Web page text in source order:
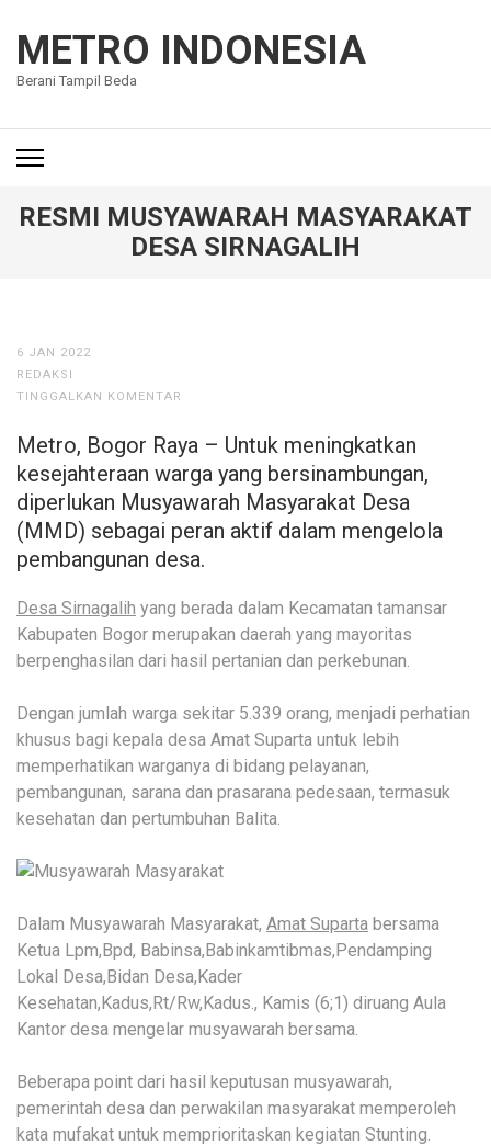
konten
(Tekan
METRO INDONESIA
Berani Tampil Beda
RESMI MUSYAWARAH MASYARAKAT
DESA SIRNAGALIH
6 JAN 2022
REDAKSI
TINGGALKAN KOMENTAR
Metro, Bogor Raya – Untuk meningkatkan
kesejahteraan warga yang bersinambungan,
diperlukan Musyawarah Masyarakat Desa
(MMD) sebagai peran aktif dalam mengelola
pembangunan desa.
Desa Sirnagalih yang berada dalam Kecamatan tamansar
Kabupaten Bogor merupakan daerah yang mayoritas
berpenghasilan dari hasil pertanian dan perkebunan.
Dengan jumlah warga sekitar 5.339 orang, menjadi perhatian
khusus bagi kepala desa Amat Suparta untuk lebih
memperhatikan warganya di bidang pelayanan,
pembangunan, sarana dan prasarana pedesaan, termasuk
kesehatan dan pertumbuhan Balita.
Dalam Musyawarah Masyarakat, Amat Suparta bersama
Ketua Lpm,Bpd, Babinsa,Babinkamtibmas,Pendamping
Lokal Desa,Bidan Desa,Kader
Kesehatan,Kadus,Rt/Rw,Kadus., Kamis (6;1) diruang Aula
Kantor desa mengelar musyawarah bersama.
Beberapa point dari hasil keputusan musyawarah,
pemerintah desa dan perwakilan masyarakat memperoleh
kata mufakat untuk memprioritaskan kegiatan Stunting.